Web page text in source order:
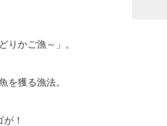
りかご漁～」。
を獲る漁法。
！